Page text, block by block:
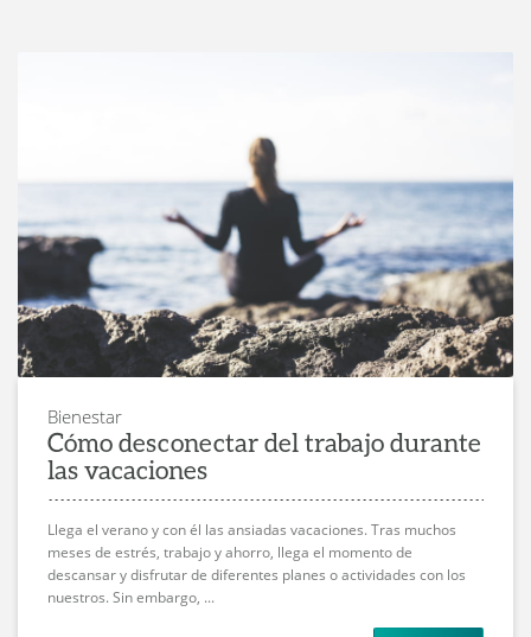
Bienestar
Cómo desconectar del trabajo durante
las vacaciones
Llega el verano y con él las ansiadas vacaciones. Tras muchos
meses de estrés, trabajo y ahorro, llega el momento de
descansar y disfrutar de diferentes planes o actividades con los
nuestros. Sin embargo, ...